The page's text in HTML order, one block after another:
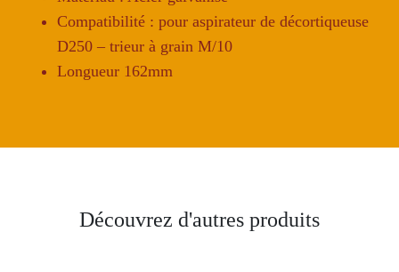
Compatibilité : pour aspirateur de décortiqueuse
D250 – trieur à grain M/10
Longueur 162mm
Découvrez d'autres produits